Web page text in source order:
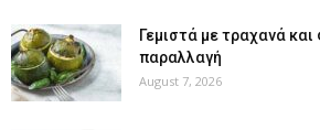
Γεμιστά με τραχανά
παραλλαγή
August 7, 2026